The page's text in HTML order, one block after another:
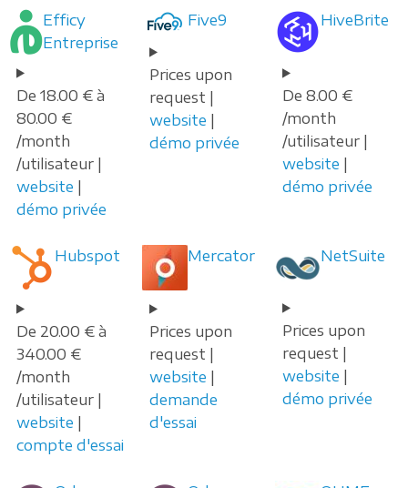
Efficy
Entreprise
De 18.00 € à
80.00 €
/month
/utilisateur |
website |
démo privée
Five9
Prices upon
request |
website |
démo privée
HiveBrite
De 8.00 €
/month
/utilisateur |
website |
démo privée
Hubspot
De 20.00 € à
340.00 €
/month
/utilisateur |
website |
compte d'essai
Mercator
Prices upon
request |
website |
demande
d'essai
NetSuite
Prices upon
request |
website |
démo privée